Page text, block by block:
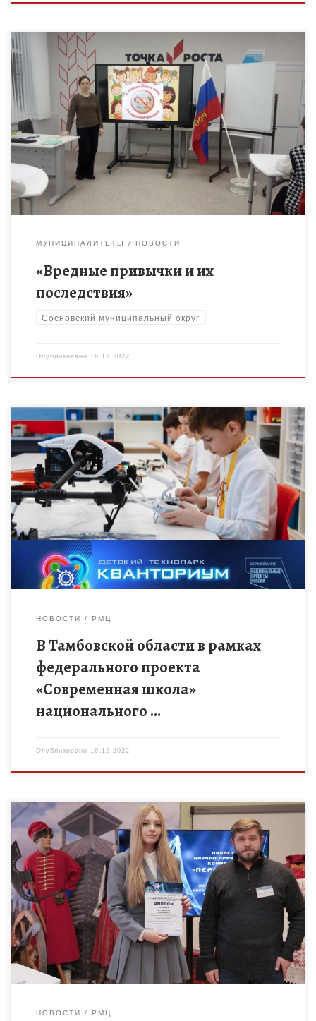
В седьмых классах, на базе центра образования «Точка
роста» МБОУ Сосновской СОШ N 1, педагогом-психологом
Дробышевой Е.О. были проведены уроки здоровья «Вредные
привычки и их […]
МУНИЦИПАЛИТЕТЫ НОВОСТИ
«Вредные привычки и их
последствия»
Сосновский муниципальный округ
Опубликовано 16.12.2022
В 2023 году в Тамбовской области благодаря федеральному
проекту «Современная школа» нацпроекта «Образование»
откроется уже третий детский технопарк «Кванториум» на
базе общеобразовательной организации (Школьный
Кванториум). […]
НОВОСТИ РМЦ
В Тамбовской области в рамках
федерального проекта
«Современная школа»
национального …
Опубликовано 16.12.2022
Конференция состоялась 14 декабря 2022 года в ТОГБОУ ДО
«Центр развития творчества детей и юношества» как
заключительный этап XVI областного конкурса
исследовательских работ обучающихся «Первые шаги […]
НОВОСТИ РМЦ